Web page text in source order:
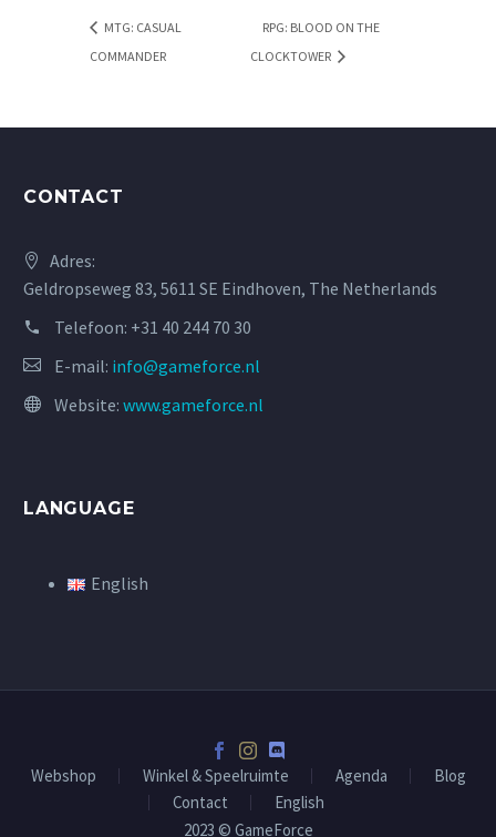
MTG: CASUAL
COMMANDER
RPG: BLOOD ON THE
CLOCKTOWER
CONTACT
Adres:
Geldropseweg 83, 5611 SE Eindhoven, The Netherlands
Telefoon: +31 40 244 70 30
E-mail: info@gameforce.nl
Website: www.gameforce.nl
LANGUAGE
English
Webshop Winkel & Speelruimte Agenda
Blog
Contact
English
2023 © GameForce